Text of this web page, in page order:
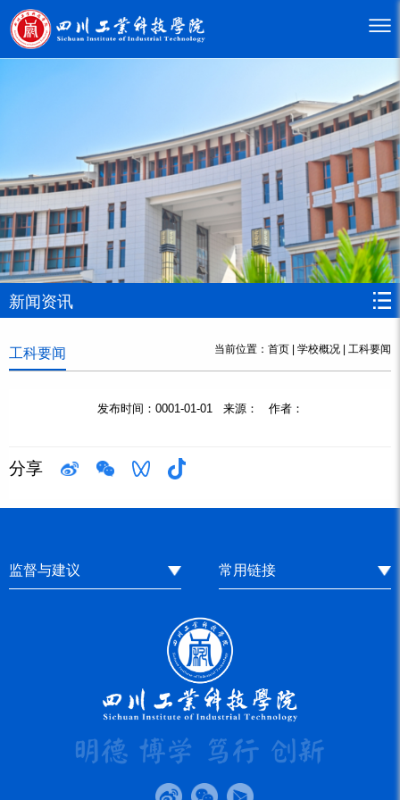
新闻资讯
工科要闻 当前位置： 首页 | 学校概况 | 工科要闻
发布时间：0001-01-01 来源： 作者：
分享
监督与建议 常用链接